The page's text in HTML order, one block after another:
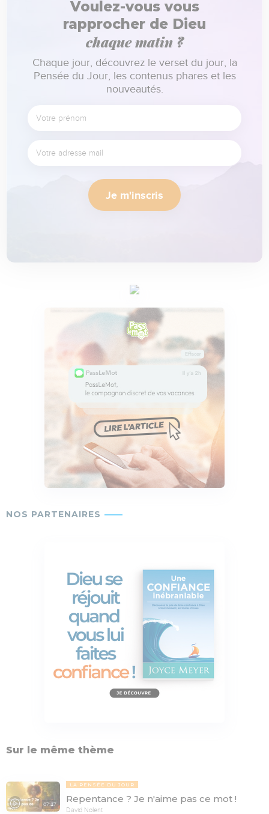
Voulez-vous vous
rapprocher de Dieu
chaque matin ?
Chaque jour, découvrez le verset du jour, la
Pensée du Jour, les contenus phares et les
nouveautés.
Je m'inscris
Sur le même thème
07:47
LA PENSÉE DU JOUR
Repentance ? Je n'aime pas ce mot !
David Nolent